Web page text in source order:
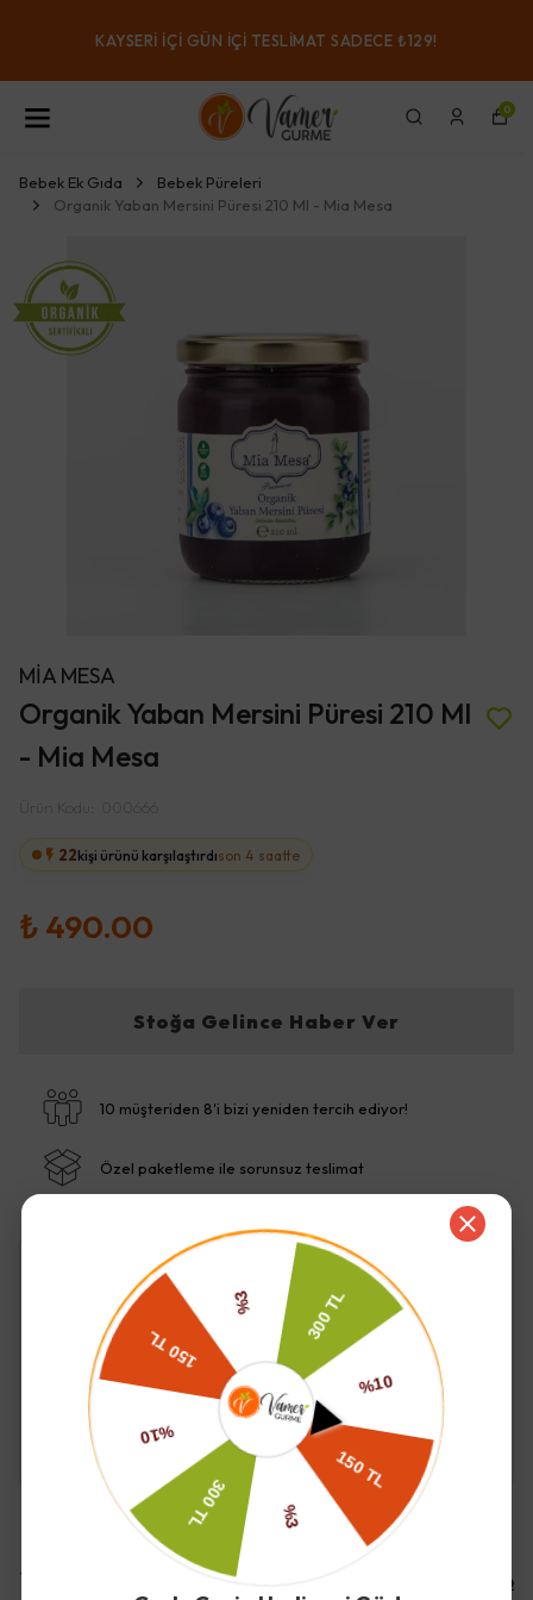
KAYSERI IÇI GÜN IÇI TESLIMAT SADECE ₺129!
0
Bebek Ek Gıda
Bebek Püreleri
Organik Yaban Mersini Püresi 210 Ml - Mia Mesa
MİA MESA
Organik Yaban Mersini Püresi 210 Ml
- Mia Mesa
Ürün Kodu :
22kişi ürünü karşılaştırdıson 4 saatte
₺ 490.00
Stoğa Gelince Haber Ver
10 müşteriden 8'i bizi yeniden tercih ediyor!
Özel paketleme ile sorunsuz teslimat
İade ve Değişim
Kargo ve Teslimat
Yorumlar Yorum Yap